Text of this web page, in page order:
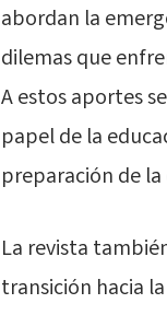
abordan la
dilemas que
A estos aportes
papel de la
preparación de
La revista
transición hacia